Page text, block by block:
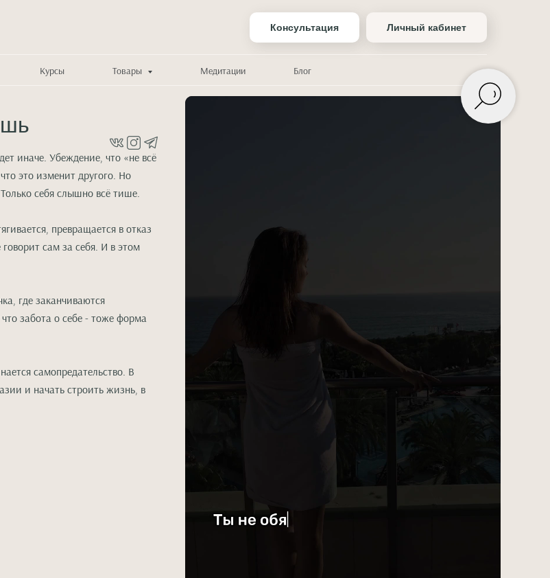
Консультация Личный кабинет
Курсы Товары Медитации Блог
иначе. Убеждение, что «не всё
это изменит другого. Но
себя слышно всё тише.
превращается в отказ
сам за себя. И в этом
где заканчиваются
забота о себе - тоже форма
самопредательство. В
и начать строить жизнь, в